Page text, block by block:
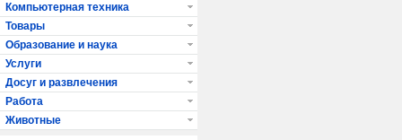
Компьютерная техника
Товары
Образование и наука
Услуги
Досуг и развлечения
Работа
Животные